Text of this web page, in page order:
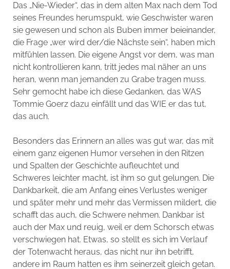
Das „Nie-Wieder“, das in dem alten Max nach dem Tod
seines Freundes herumspukt, wie Geschwister waren
sie gewesen und schon als Buben immer beieinander,
die Frage „wer wird der/die Nächste sein“, haben mich
mitfühlen lassen. Die eigene Angst vor dem, was man
nicht kontrollieren kann, tritt jedes mal näher an uns
heran, wenn man jemanden zu Grabe tragen muss.
Sehr gemocht habe ich diese Gedanken, das WAS
Tommie Goerz dazu einfällt und das WIE er das tut,
das auch.
Besonders das Erinnern an alles was gut war, das mit
einem ganz eigenen Humor versehen in den Ritzen
und Spalten der Geschichte aufleuchtet und
Schweres leichter macht, ist ihm so gut gelungen. Die
Dankbarkeit, die am Anfang eines Verlustes weniger
und später mehr und mehr das Vermissen mildert, die
schafft das auch, die Schwere nehmen. Dankbar ist
auch der Max und reuig, weil er dem Schorsch etwas
verschwiegen hat. Etwas, so stellt es sich im Verlauf
der Totenwacht heraus, das nicht nur ihn betrifft,
andere im Raum hatten es ihm seinerzeit gleich getan.